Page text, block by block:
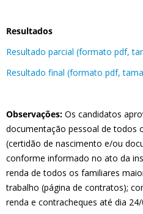
Resultados
Resultado parcial (formato pdf,
Resultado final (formato pdf,
Observações: Os candidatos
documentação pessoal de todos
(certidão de nascimento e/ou
conforme informado no ato da
renda de todos os familiares
trabalho (página de contratos);
renda e contracheques até dia